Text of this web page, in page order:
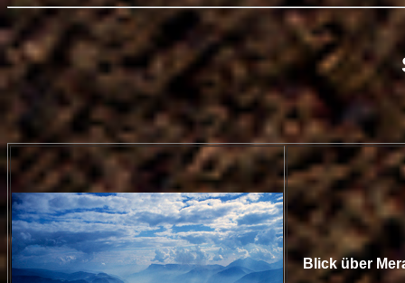
Blick über